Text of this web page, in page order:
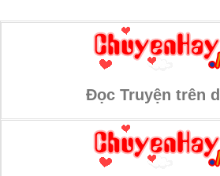
Đọc Truyện trên